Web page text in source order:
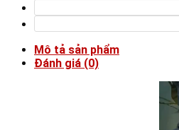
Mô tả sản phẩm
Đánh giá (0)